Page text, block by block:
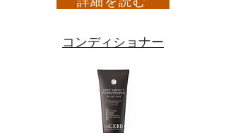
コンディショナー